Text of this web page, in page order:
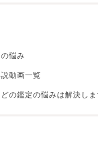
悩み
動画一覧
の鑑定の悩みは解決しま